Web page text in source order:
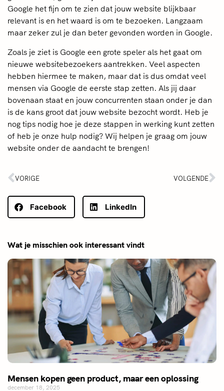
Google het fijn om te zien dat jouw website blijkbaar
relevant is en het waard is om te bezoeken. Langzaam
maar zeker zul je dan beter gevonden worden in Google.
Zoals je ziet is Google een grote speler als het gaat om
nieuwe websitebezoekers aantrekken. Veel aspecten
hebben hiermee te maken, maar dat is dus omdat veel
mensen via Google de eerste stap zetten. Als jij daar
bovenaan staat en jouw concurrenten staan onder je dan
is de kans groot dat jouw website bezocht wordt. Heb je
nog tips nodig hoe je deze stappen in werking kunt zetten
of heb je onze hulp nodig? Wij helpen je graag om jouw
website onder de aandacht te brengen!
VORIGE VOLGENDE
Facebook LinkedIn
Wat je misschien ook interessant vindt
Mensen kopen geen product, maar een oplossing
december 18, 2025